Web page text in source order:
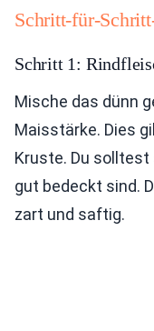
Schritt-für-
Schritt 1:
Mische das dünn
Maisstärke. Dies
Kruste. Du
gut bedeckt sind.
zart und saftig.